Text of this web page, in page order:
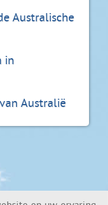
Australische
in
Australië